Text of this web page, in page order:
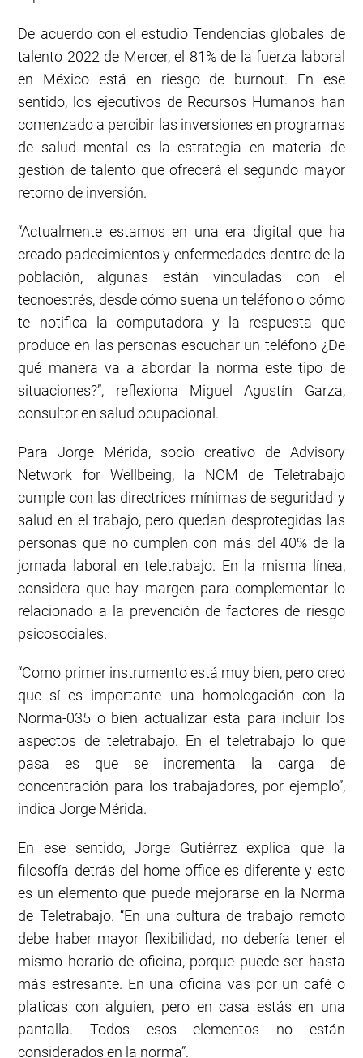
De acuerdo con el estudio Tendencias globales de
talento 2022 de Mercer, el 81% de la fuerza laboral
en México está en riesgo de burnout. En ese
sentido, los ejecutivos de Recursos Humanos han
comenzado a percibir las inversiones en programas
de salud mental es la estrategia en materia de
gestión de talento que ofrecerá el segundo mayor
retorno de inversión.
“Actualmente estamos en una era digital que ha
creado padecimientos y enfermedades dentro de la
población, algunas están vinculadas con el
tecnoestrés, desde cómo suena un teléfono o cómo
te notifica la computadora y la respuesta que
produce en las personas escuchar un teléfono ¿De
qué manera va a abordar la norma este tipo de
situaciones?”, reflexiona Miguel Agustín Garza,
consultor en salud ocupacional.
Para Jorge Mérida, socio creativo de Advisory
Network for Wellbeing, la NOM de Teletrabajo
cumple con las directrices mínimas de seguridad y
salud en el trabajo, pero quedan desprotegidas las
personas que no cumplen con más del 40% de la
jornada laboral en teletrabajo. En la misma línea,
considera que hay margen para complementar lo
relacionado a la prevención de factores de riesgo
psicosociales.
“Como primer instrumento está muy bien, pero creo
que sí es importante una homologación con la
Norma-035 o bien actualizar esta para incluir los
aspectos de teletrabajo. En el teletrabajo lo que
pasa es que se incrementa la carga de
concentración para los trabajadores, por ejemplo”,
indica Jorge Mérida.
En ese sentido, Jorge Gutiérrez explica que la
filosofía detrás del home office es diferente y esto
es un elemento que puede mejorarse en la Norma
de Teletrabajo. “En una cultura de trabajo remoto
debe haber mayor flexibilidad, no debería tener el
mismo horario de oficina, porque puede ser hasta
más estresante. En una oficina vas por un café o
platicas con alguien, pero en casa estás en una
pantalla. Todos esos elementos no están
considerados en la norma”.